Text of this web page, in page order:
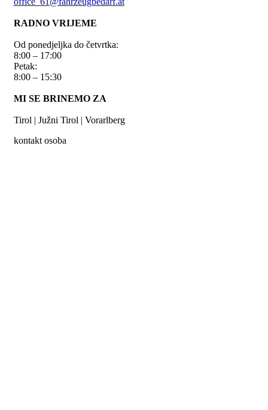
RADNO VRIJEME
Od ponedjeljka do četvrtka:
8:00 – 17:00
Petak:
8:00 – 15:30
MI SE BRINEMO ZA
Tirol | Južni Tirol | Vorarlberg
kontakt osoba